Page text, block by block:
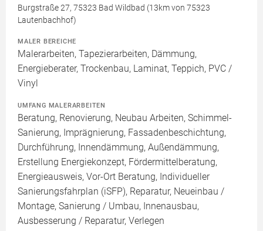
Burgstraße 27, 75323 Bad Wildbad (13km von 75323
Lautenbachhof)
MALER BEREICHE
Malerarbeiten, Tapezierarbeiten, Dämmung,
Energieberater, Trockenbau, Laminat, Teppich, PVC /
Vinyl
UMFANG MALERARBEITEN
Beratung, Renovierung, Neubau Arbeiten, Schimmel-
Sanierung, Imprägnierung, Fassadenbeschichtung,
Durchführung, Innendämmung, Außendämmung,
Erstellung Energiekonzept, Fördermittelberatung,
Energieausweis, Vor-Ort Beratung, Individueller
Sanierungsfahrplan (iSFP), Reparatur, Neueinbau /
Montage, Sanierung / Umbau, Innenausbau,
Ausbesserung / Reparatur, Verlegen